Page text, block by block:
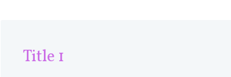
Title 1